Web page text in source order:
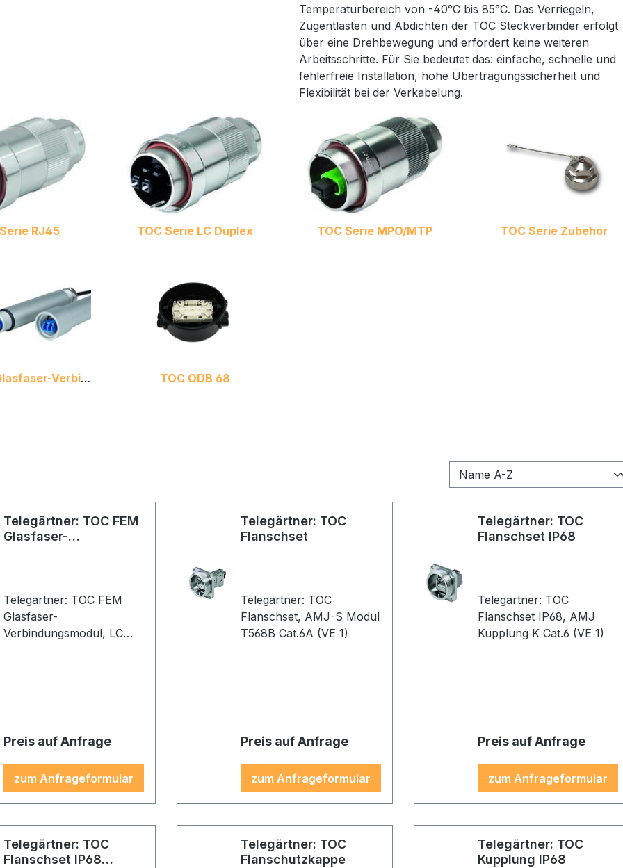
Temperaturbereich von -40°C bis 85°C. Das Verriegeln,
Zugentlasten und Abdichten der TOC Steckverbinder erfolgt
über eine Drehbewegung und erfordert keine weiteren
Arbeitsschritte. Für Sie bedeutet das: einfache, schnelle und
fehlerfreie Installation, hohe Übertragungssicherheit und
Flexibilität bei der Verkabelung.
RJ45 TOC Serie LC Duplex TOC Serie MPO/MTP TOC Serie Zubehör
TOC FEM Glasfaser-Verbindungsmodule TOC ODB 68
Telegärtner: TOC FEM
Glasfaser-
Telegärtner: TOC FEM
Glasfaser-
Verbindungsmodul, LC
Preis auf Anfrage
zum Anfrageformular
Telegärtner: TOC
Flanschset
Telegärtner: TOC
Flanschset, AMJ-S Modul
T568B Cat.6A (VE 1)
Preis auf Anfrage
zum Anfrageformular
Telegärtner: TOC
Flanschset IP68
Telegärtner: TOC
Flanschset IP68, AMJ
Kupplung K Cat.6 (VE 1)
Preis auf Anfrage
zum Anfrageformular
Telegärtner: TOC
Flanschset IP68
Telegärtner: TOC
Flanschutzkappe
Telegärtner: TOC
Kupplung IP68